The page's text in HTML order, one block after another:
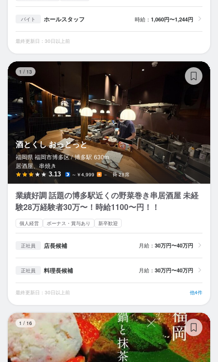
バイト ホールスタッフ 時給： 1,060円〜1,244円
最終更新日：30日以上前
1 / 13
酒とくし おっとっと
福岡県 福岡市博多区 / 博多駅 630m
居酒屋、串焼き
3.13 ～￥4,999 － 28席
業績好調 話題の博多駅近くの野菜巻き串居酒屋 未経
験28万経験者30万〜！時給1100〜円！！
個人経営 ボーナス・賞与あり 新卒歓迎
正社員 店長候補 月給： 30万円〜40万円
正社員 料理長候補 月給： 30万円〜40万円
最終更新日：30日以上前 他4件
1 / 16